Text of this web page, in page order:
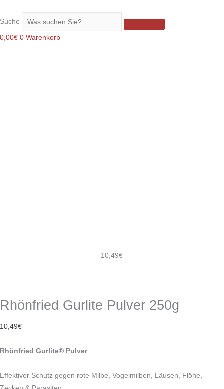
Suche
0,00€ 0 Warenkorb
10,49€
Rhönfried Gurlite Pulver 250g
10,49€
Rhönfried Gurlite® Pulver
Effektiver Schutz gegen rote Milbe, Vogelmilben, Läusen, Flöhe,